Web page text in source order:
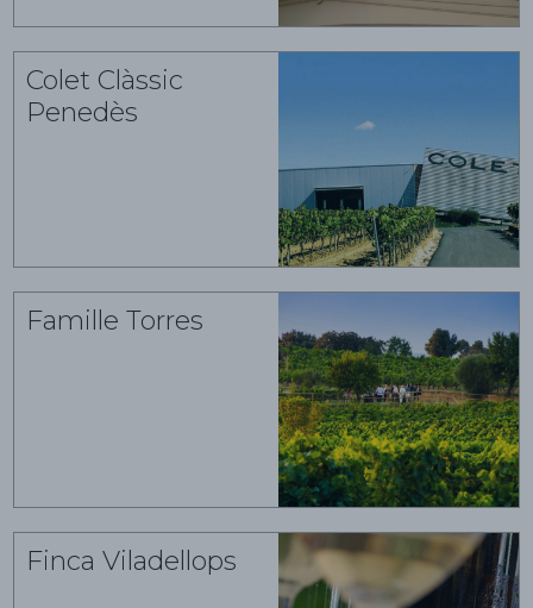
Colet Clàssic
Penedès
Famille Torres
Finca Viladellops